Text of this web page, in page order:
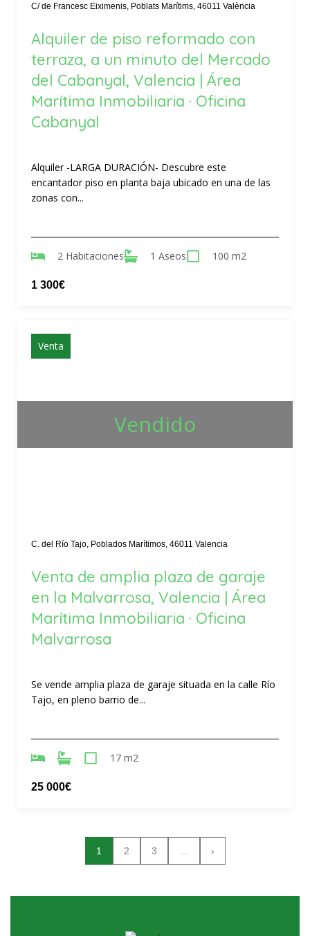
C/ de Francesc Eiximenis, Poblats Marítims, 46011 València
Alquiler de piso reformado con
terraza, a un minuto del Mercado
del Cabanyal, Valencia | Área
Marítima Inmobiliaria · Oficina
Cabanyal
Alquiler -LARGA DURACIÓN- Descubre este
encantador piso en planta baja ubicado en una de las
zonas con...
2 Habitaciones 1 Aseos 100 m2
1 300€
Venta
Vendido
C. del Río Tajo, Poblados Marítimos, 46011 Valencia
Venta de amplia plaza de garaje
en la Malvarrosa, Valencia | Área
Marítima Inmobiliaria · Oficina
Malvarrosa
Se vende amplia plaza de garaje situada en la calle Río
Tajo, en pleno barrio de...
17 m2
25 000€
1 2 3 ›